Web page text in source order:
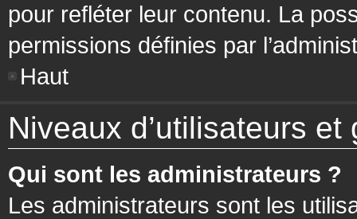
pour refléter leur contenu. La
permissions définies par
Haut
Niveaux d’utilisateurs et
Qui sont les administrateurs ?
Les administrateurs sont les